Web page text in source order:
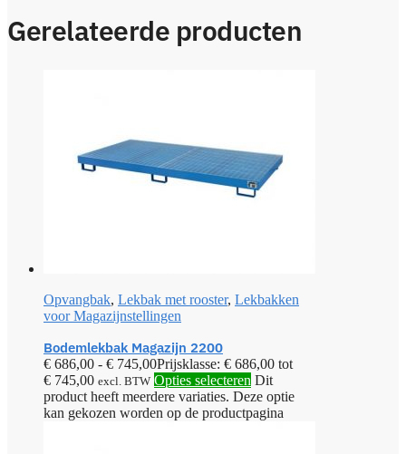
Gerelateerde producten
Opvangbak, Lekbak met rooster, Lekbakken
voor Magazijnstellingen
Bodemlekbak Magazijn 2200
€ 686,00 - € 745,00Prijsklasse: € 686,00 tot
€ 745,00 excl. BTW Opties selecteren Dit
product heeft meerdere variaties. Deze optie
kan gekozen worden op de productpagina